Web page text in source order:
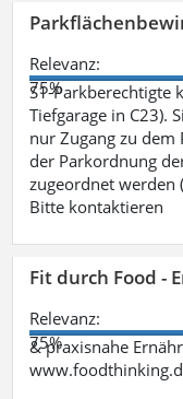
Relevanz:
75%
S1-Parkberechtigte
Tiefgarage in C23).
nur Zugang zu dem
der Parkordnung
zugeordnet werden
Bitte kontaktieren
Fit durch Food -
Relevanz:
75%
& praxisnahe